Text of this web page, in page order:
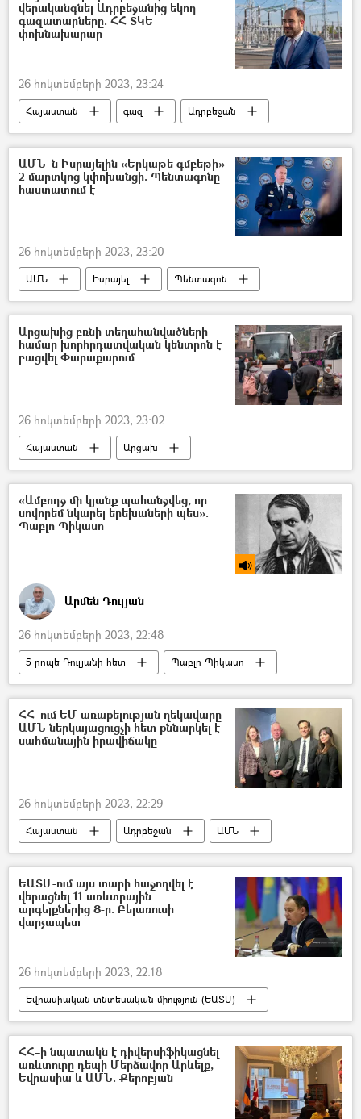
Պատերազմ
գերի
Լեռնային Ղարաբաղ
վերականգնել Ադրբեջանից եկող
գազատարները. ՀՀ ՏԿԵ
փոխնախարար
26 հոկտեմբերի 2023, 23:24
Հայաստան գազ
Ադրբեջան
Հակոբ Վարդանյան
ԱՄՆ–ն Իսրայելին «Երկաթե գմբեթի»
2 մարտկոց կփոխանցի. Պենտագոնը
հաստատում է
26 հոկտեմբերի 2023, 23:20
ԱՄՆ Իսրայել
Պենտագոն
զինծառայող
Արցախից բռնի տեղահանվածների
համար խորհրդատվական կենտրոն է
բացվել Փարաքարում
26 հոկտեմբերի 2023, 23:02
Հայաստան
Արցախ
Բռնի տեղահանված
Փարաքար
«Ամբողջ մի կյանք պահանջվեց, որ
սովորեմ նկարել երեխաների պես».
Պաբլո Պիկասո
Արմեն Դուլյան
26 հոկտեմբերի 2023, 22:48
5 րոպե Դուլյանի հետ
Պաբլո Պիկասո
նկարիչ
ՀՀ–ում ԵՄ առաքելության ղեկավարը
ԱՄՆ ներկայացուցչի հետ քննարկել է
սահմանային իրավիճակը
26 հոկտեմբերի 2023, 22:29
Հայաստան Ադրբեջան
ԱՄՆ
ԵՄ առաքելություն
Մարկուս Ռիտեր
Քրիստինա Քվին
ԵԱՏՄ-ում այս տարի հաջողվել է
վերացնել 11 առևտրային
արգելքներից 8-ը. Բելառուսի
վարչապետ
26 հոկտեմբերի 2023, 22:18
Եվրասիական տնտեսական միություն (ԵԱՏՄ)
առևտուր
Բելառուս
ՀՀ–ի նպատակն է դիվերսիֆիկացնել
առևտուրը դեպի Մերձավոր Արևելք,
Եվրասիա և ԱՄՆ. Քերոբյան